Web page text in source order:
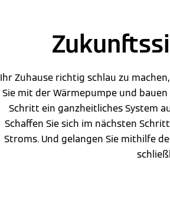
Ihr Zuhause richtig schlau zu
Sie mit der Wärmepumpe und
Schritt ein ganzheitliches System
Schaffen Sie sich im nächsten
Stroms. Und gelangen Sie mithilfe